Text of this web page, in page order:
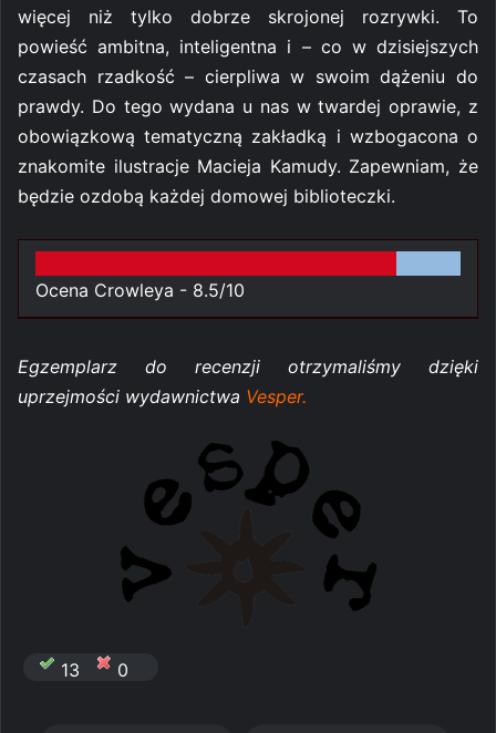
więcej niż tylko dobrze skrojonej rozrywki. To
powieść ambitna, inteligentna i – co w dzisiejszych
czasach rzadkość – cierpliwa w swoim dążeniu do
prawdy. Do tego wydana u nas w twardej oprawie, z
obowiązkową tematyczną zakładką i wzbogacona o
znakomite ilustracje Macieja Kamudy. Zapewniam, że
będzie ozdobą każdej domowej biblioteczki.
Ocena Crowleya - 8.5/10
Egzemplarz do recenzji otrzymaliśmy dzięki
uprzejmości wydawnictwa Vesper.
13 0